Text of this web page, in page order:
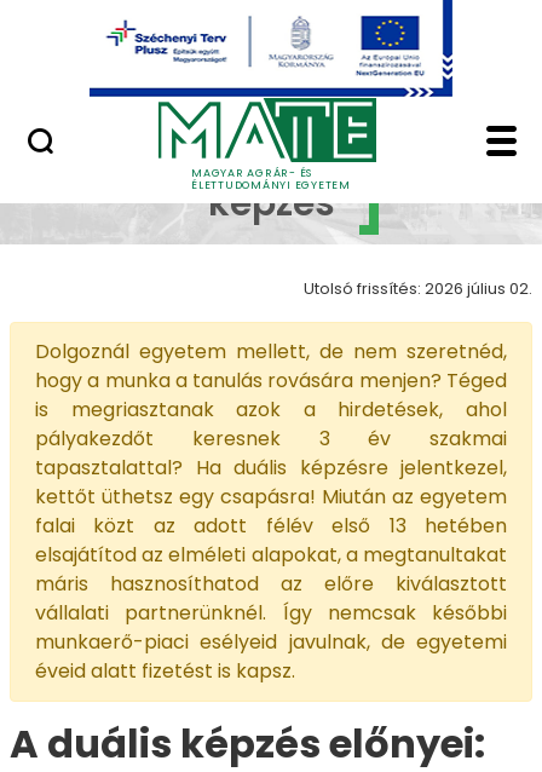
Ugrás a fő tartalomhoz
MAGYAR AGRÁR- ÉS
ÉLETTUDOMÁNYI EGYETEM
Minőségügy
Duális képzés -
Duális
képzés
Utolsó frissítés: 2026 július 02.
Dolgoznál egyetem mellett, de nem szeretnéd,
hogy a munka a tanulás rovására menjen? Téged
is megriasztanak azok a hirdetések, ahol
pályakezdőt keresnek 3 év szakmai
tapasztalattal? Ha duális képzésre jelentkezel,
kettőt üthetsz egy csapásra! Miután az egyetem
falai közt az adott félév első 13 hetében
elsajátítod az elméleti alapokat, a megtanultakat
máris hasznosíthatod az előre kiválasztott
vállalati partnerünknél. Így nemcsak későbbi
munkaerő-piaci esélyeid javulnak, de egyetemi
éveid alatt fizetést is kapsz.
A duális képzés előnyei: